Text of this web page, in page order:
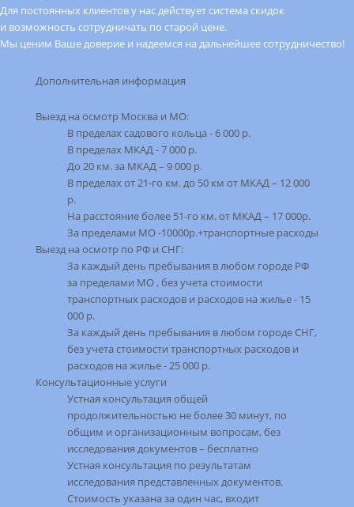
Для постоянных клиентов у нас действует система скидок
и возможность сотрудничать по старой цене.
Мы ценим Ваше доверие и надеемся на дальнейшее сотрудничество!
Дополнительная информация
Выезд на оcмотр Москва и МО:
В пределах садового кольца - 6 000 р.
В пределах МКАД - 7 000 р.
До 20 км. за МКАД – 9 000 р.
В пределах от 21-го км. до 50 км от МКАД – 12 000
р.
На расстояние более 51-го км. от МКАД – 17 000р.
За пределами МО -10000р.+транспортные расходы
Выезд на осмотр по РФ и СНГ:
За каждый день пребывания в любом городе РФ
за пределами МО , без учета стоимости
транспортных расходов и расходов на жилье - 15
000 р.
За каждый день пребывания в любом городе СНГ,
без учета стоимости транспортных расходов и
расходов на жилье - 25 000 р.
Консультационные услуги
Устная консультация общей
продолжительностью не более 30 минут, по
общим и организационным вопросам, без
исследования документов – бесплатно
Устная консультация по результатам
исследования представленных документов.
Стоимость указана за один час, входит